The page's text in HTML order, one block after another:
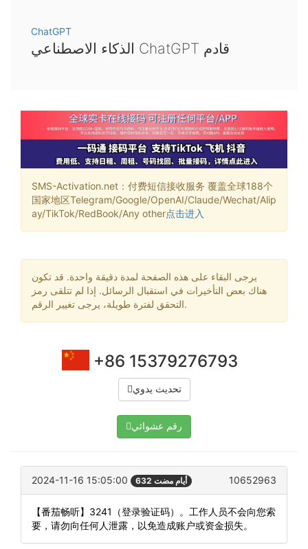
ChatGPT
الذكاء الاصطناعي ChatGPT قادم
SMS-Activation.net：付费短信接收服务 覆盖全球188个
国家地区Telegram/Google/OpenAI/Claude/Wechat/Alip
ay/TikTok/RedBook/Any other点击进入
يرجى البقاء على هذه الصفحة لمدة دقيقة واحدة. قد تكون
هناك بعض التأخيرات في استقبال الرسائل. إذا لم تتلقى رمز
التحقق لفترة طويلة، يرجى تغيير الرقم.
+86 15379276793
تحديث يدوي
رقم عشوائي
2024-11-16 15:05:00 632 أيام مضت 10652963
【番茄畅听】3241（登录验证码）。工作人员不会向您索
要，请勿向任何人泄露，以免造成账户或资金损失。